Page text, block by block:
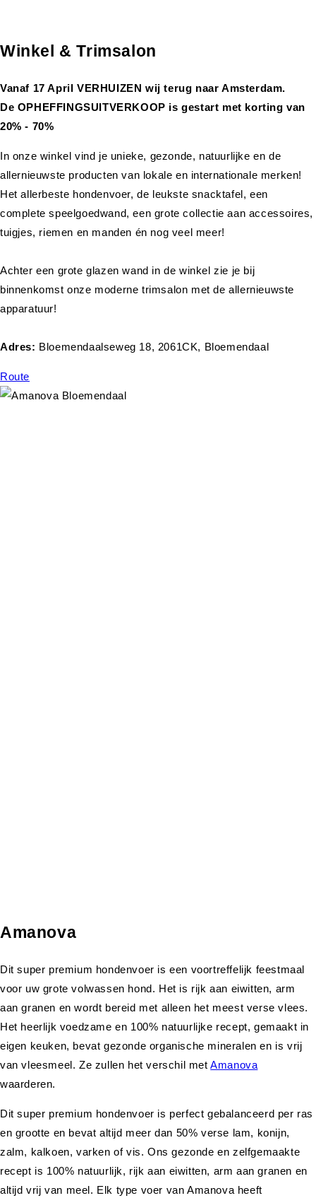
Winkel & Trimsalon
Vanaf 17 April VERHUIZEN wij terug naar Amsterdam.
De OPHEFFINGSUITVERKOOP is gestart met korting van
20% - 70%
In onze winkel vind je unieke, gezonde, natuurlijke en de
allernieuwste producten van lokale en internationale merken!
Het allerbeste hondenvoer, de leukste snacktafel, een
complete speelgoedwand, een grote collectie aan accessoires,
tuigjes, riemen en manden én nog veel meer!
Achter een grote glazen wand in de winkel zie je bij
binnenkomst onze moderne trimsalon met de allernieuwste
apparatuur!
Adres: Bloemendaalseweg 18, 2061CK, Bloemendaal
Route
Amanova
Dit super premium hondenvoer is een voortreffelijk feestmaal
voor uw grote volwassen hond. Het is rijk aan eiwitten, arm
aan granen en wordt bereid met alleen het meest verse vlees.
Het heerlijk voedzame en 100% natuurlijke recept, gemaakt in
eigen keuken, bevat gezonde organische mineralen en is vrij
van vleesmeel. Ze zullen het verschil metAmanova
waarderen.
Dit super premium hondenvoer is perfect gebalanceerd per ras
en grootte en bevat altijd meer dan 50% verse lam, konijn,
zalm, kalkoen, varken of vis. Ons gezonde en zelfgemaakte
recept is 100% natuurlijk, rijk aan eiwitten, arm aan granen en
altijd vrij van meel. Elk type voer van Amanova heeft